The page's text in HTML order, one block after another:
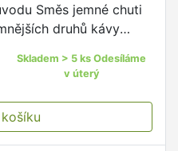
Směs jemné chuti
druhů kávy
Skladem > 5 ks Odesíláme
v úterý